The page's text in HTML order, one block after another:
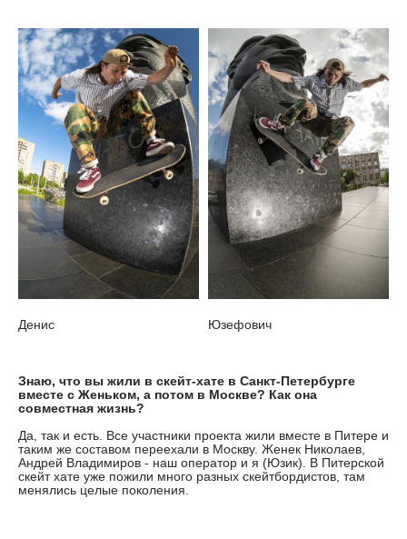
Денис Юзефович
Знаю, что вы жили в скейт-хате в Санкт-Петербурге
вместе с Женьком, а потом в Москве? Как она
совместная жизнь?
Да, так и есть. Все участники проекта жили вместе в Питере и
таким же составом переехали в Москву. Женек Николаев,
Андрей Владимиров - наш оператор и я (Юзик). В Питерской
скейт хате уже пожили много разных скейтбордистов, там
менялись целые поколения.